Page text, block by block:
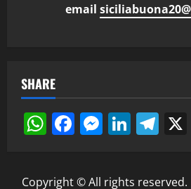
email
SHARE
WhatsApp
Facebook
Copyright © All rights reserved.